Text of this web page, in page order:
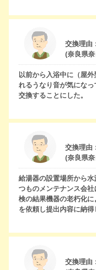
交換理由
(奈良県
以前から入浴中に（屋
れるうなり音が気になっ
交換することにした。
交換理由
(奈良県
給湯器の設置場所から
つものメンテナンス会
検の結果機器の老朽化
を依頼し提出内容に納得
交換理由